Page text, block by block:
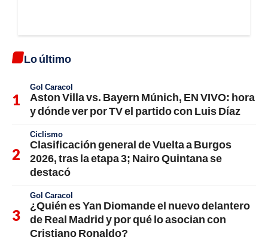
Lo último
Gol Caracol
Aston Villa vs. Bayern Múnich, EN VIVO: hora
y dónde ver por TV el partido con Luis Díaz
Ciclismo
Clasificación general de Vuelta a Burgos
2026, tras la etapa 3; Nairo Quintana se
destacó
Gol Caracol
¿Quién es Yan Diomande el nuevo delantero
de Real Madrid y por qué lo asocian con
Cristiano Ronaldo?